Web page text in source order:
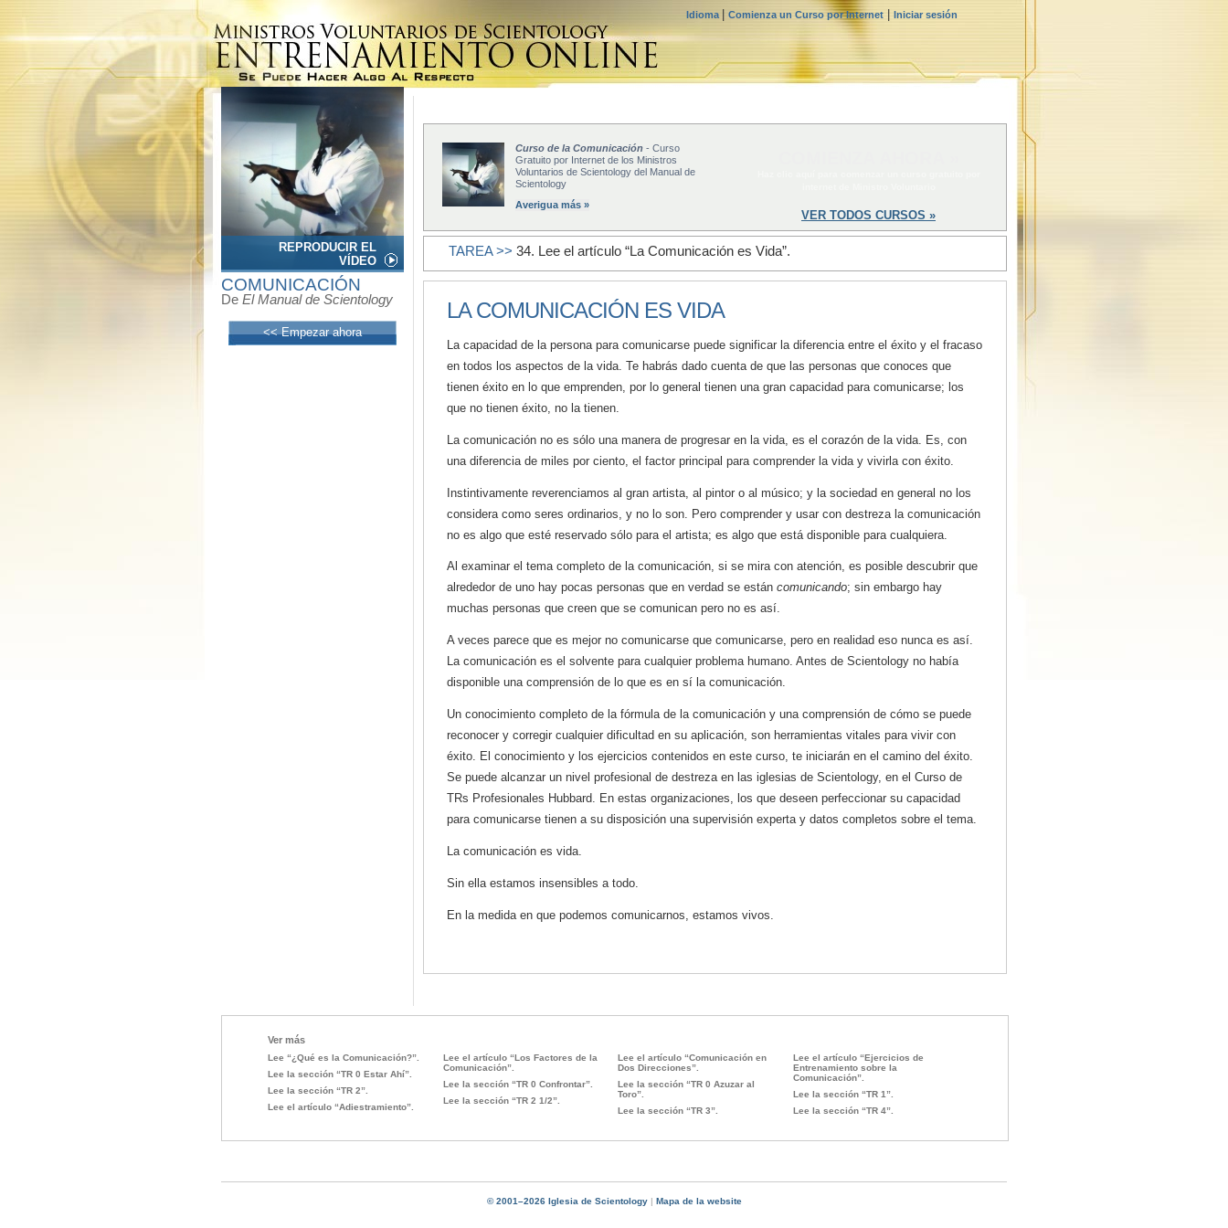
Idioma Comienza un Curso por Internet Iniciar sesión
REPRODUCIR EL
VÍDEO
COMUNICACIÓN
De El Manual de Scientology
<< Empezar ahora
Curso de la Comunicación - Curso
Gratuito por Internet de los Ministros
Voluntarios de Scientology del Manual de
Scientology
Averigua más »
VER TODOS CURSOS »
TAREA >> 34. Lee el artículo “La Comunicación es Vida”.
LA COMUNICACIÓN ES VIDA
La capacidad de la persona para comunicarse puede significar la diferencia entre el éxito y el fracaso
en todos los aspectos de la vida. Te habrás dado cuenta de que las personas que conoces que
tienen éxito en lo que emprenden, por lo general tienen una gran capacidad para comunicarse; los
que no tienen éxito, no la tienen.
La comunicación no es sólo una manera de progresar en la vida, es el corazón de la vida. Es, con
una diferencia de miles por ciento, el factor principal para comprender la vida y vivirla con éxito.
Instintivamente reverenciamos al gran artista, al pintor o al músico; y la sociedad en general no los
considera como seres ordinarios, y no lo son. Pero comprender y usar con destreza la comunicación
no es algo que esté reservado sólo para el artista; es algo que está disponible para cualquiera.
Al examinar el tema completo de la comunicación, si se mira con atención, es posible descubrir que
alrededor de uno hay pocas personas que en verdad se están comunicando; sin embargo hay
muchas personas que creen que se comunican pero no es así.
A veces parece que es mejor no comunicarse que comunicarse, pero en realidad eso nunca es así.
La comunicación es el solvente para cualquier problema humano. Antes de Scientology no había
disponible una comprensión de lo que es en sí la comunicación.
Un conocimiento completo de la fórmula de la comunicación y una comprensión de cómo se puede
reconocer y corregir cualquier dificultad en su aplicación, son herramientas vitales para vivir con
éxito. El conocimiento y los ejercicios contenidos en este curso, te iniciarán en el camino del éxito.
Se puede alcanzar un nivel profesional de destreza en las iglesias de Scientology, en el Curso de
TRs Profesionales Hubbard. En estas organizaciones, los que deseen perfeccionar su capacidad
para comunicarse tienen a su disposición una supervisión experta y datos completos sobre el tema.
La comunicación es vida.
Sin ella estamos insensibles a todo.
En la medida en que podemos comunicarnos, estamos vivos.
Ver más
Lee “¿Qué es la Comunicación?”.
Lee la sección “TR 0 Estar Ahí”.
Lee la sección “TR 2”.
Lee el artículo “Adiestramiento”.
Lee el artículo “Los Factores de la
Comunicación”.
Lee la sección “TR 0 Confrontar”.
Lee la sección “TR 2 1/2”.
Lee el artículo “Comunicación en
Dos Direcciones”.
Lee la sección “TR 0 Azuzar al
Toro”.
Lee la sección “TR 3”.
Lee el artículo “Ejercicios de
Entrenamiento sobre la
Comunicación”.
Lee la sección “TR 1”.
Lee la sección “TR 4”.
© 2001–2026 Iglesia de Scientology| Mapa de la website